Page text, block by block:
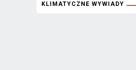
KLIMATYCZNE WYWIADY